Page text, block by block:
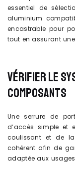
essentiel de
aluminium
encastrable pour
tout en assurant
VÉRIFIER LE
COMPOSANTS
Une serrure de
d’accès simple et
coulissant et de
cohérent afin de
adaptée aux